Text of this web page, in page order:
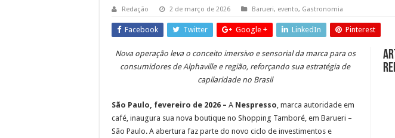
Redação 2 de março de 2026 Barueri, evento, Gastronomia
Facebook Twitter Google + LinkedIn Pinterest
Nova operação leva o conceito imersivo e sensorial da marca para os
consumidores de Alphaville e região, reforçando sua estratégia de
capilaridade no Brasil
São Paulo, fevereiro de 2026 – A Nespresso, marca autoridade em
café, inaugura sua nova boutique no Shopping Tamboré, em Barueri –
São Paulo. A abertura faz parte do novo ciclo de investimentos e